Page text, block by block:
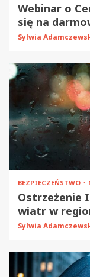
Webinar o
się na
Sylwia
BEZPIECZEŃSTWO
Ostrzeżenie
wiatr w
Sylwia